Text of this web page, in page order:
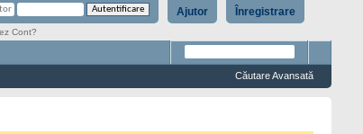
Înregistrare
Ajutor
Cont?
Căutare Avansată